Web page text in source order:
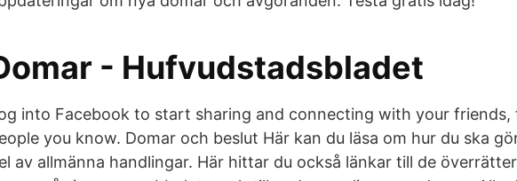
- Hufvudstadsbladet
into Facebook to start sharing and connecting with your friends,
you know. Domar och beslut Här kan du läsa om hur du ska
av allmänna handlingar. Här hittar du också länkar till de